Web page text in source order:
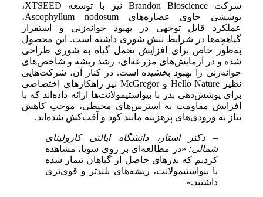
شرکت Brandon Bioscience نیز با توسعه XTSEED،
پوششی حاوی عصاره‌های Ascophyllum nodosum،
عملکرد قابل توجهی در بهبود جوانه‌زنی و استقرار
گیاهچه‌ها در شرایط تنش شوری داشته است. این محصول
به‌طور خاص برای افزایش تحمل گیاه به شوری طراحی
شده و در آزمایش‌های مزرعه‌ای، رشد ریشه و شاخص‌های
جوانه‌زنی را بهبود بخشیده است. در کنار آن، شرکت‌هایی
نظیر Hello Nature و McGregor نیز راهکارهای اختصاصی
برای پوشش‌دهی بذر با بیواستیمولانت‌ها ارائه داده‌اند که با
افزایش مقاومت به استرس‌های محیطی، موجب کاهش
نیاز به ورودی‌های پرهزینه مانند کود و آفت‌کش شده‌اند.
– دکتر استار، دانشگاه ایالتی کارولینای
شمالی: «در مطالعه‌ای بر روی سویا، مشاهده
کردیم که بذرهای حاصل از گیاهان تیمار شده
با بیواستیمولانت، ریشه‌های بلندتر و قوی‌تری
داشتند.»